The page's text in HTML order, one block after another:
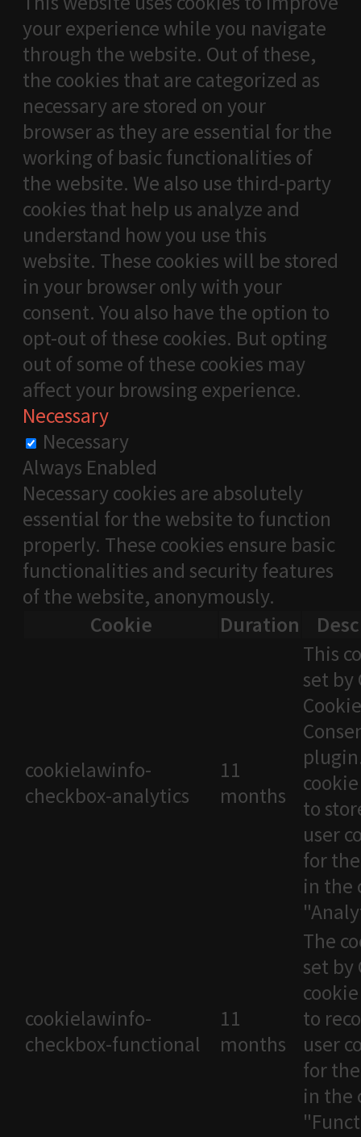
your experience while you navigate
through the website. Out of these,
the cookies that are categorized as
necessary are stored on your
browser as they are essential for the
working of basic functionalities of
the website. We also use third-party
cookies that help us analyze and
understand how you use this
website. These cookies will be stored
in your browser only with your
consent. You also have the option to
opt-out of these cookies. But opting
out of some of these cookies may
affect your browsing experience.
Necessary
Necessary
Always Enabled
Necessary cookies are absolutely
essential for the website to function
properly. These cookies ensure basic
functionalities and security features
of the website, anonymously.
Cookie
Duration
cookielawinfo-
checkbox-analytics
11
months
This
set by
Cookie
to
user
for
in the
cookielawinfo-
checkbox-functional
11
months
The
set by
to
user
for
in the